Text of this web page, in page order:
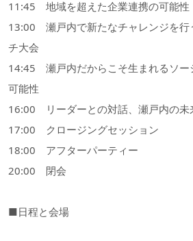
11:45 地域を超えた企業連携の可能性
13:00 瀬戸内で新たなチャレンジを行
チ大会
14:45 瀬戸内だからこそ生まれるソー
可能性
16:00 リーダーとの対話、瀬戸内の未
17:00 クロージングセッション
18:00 アフターパーティー
20:00 閉会
■日程と会場